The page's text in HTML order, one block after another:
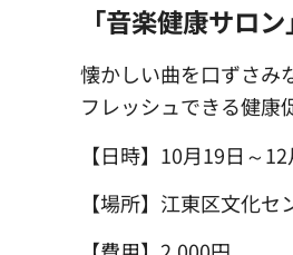
「音楽健康サロ
懐かしい曲を口ずさみ
フレッシュできる健康
【日時】10月19日～
【場所】江東区文化